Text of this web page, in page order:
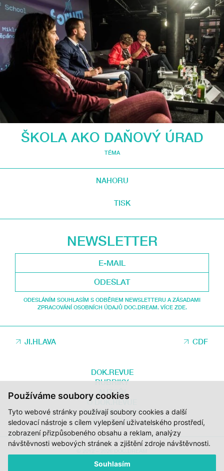
Používáme soubory cookies
Tyto webové stránky používají soubory cookies a další
sledovací nástroje s cílem vylepšení uživatelského prostředí,
zobrazení přizpůsobeného obsahu a reklam, analýzy
návštěvnosti webových stránek a zjištění zdroje návštěvnosti.
Souhlasím
ŠKOLA AKO DAŇOVÝ ÚRAD
TÉMA
NAHORU
TISK
NEWSLETTER
ODESLAT
ODESLÁNÍM SOUHLASÍM S ODBĚREM NEWSLETTERU A ZÁSADAMI
ZPRACOVÁNÍ OSOBNÍCH ÚDAJŮ DOC.DREAM. VÍCE ZDE.
JI.HLAVA CDF
DOK.REVUE
RUBRIKY
AUTOŘI
O DOK.REVUE
PODPOŘTE NÁS
KONTAKTY
ZA PODPORY STÁTNÍHO FONDU KINEMATOGRAFIE, KRAJE VYSOČINA A